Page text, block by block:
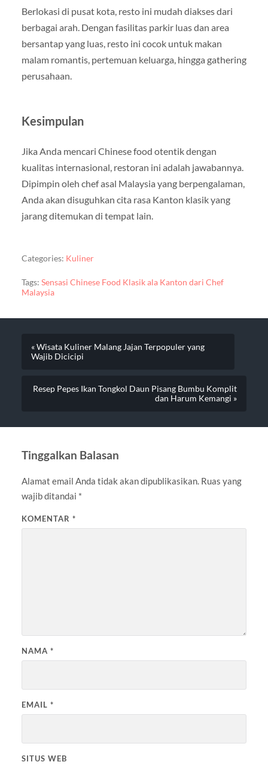
Berlokasi di pusat kota, resto ini mudah diakses dari
berbagai arah. Dengan fasilitas parkir luas dan area
bersantap yang luas, resto ini cocok untuk makan
malam romantis, pertemuan keluarga, hingga gathering
perusahaan.
Kesimpulan
Jika Anda mencari Chinese food otentik dengan
kualitas internasional, restoran ini adalah jawabannya.
Dipimpin oleh chef asal Malaysia yang berpengalaman,
Anda akan disuguhkan cita rasa Kanton klasik yang
jarang ditemukan di tempat lain.
Categories: Kuliner
Tags: Sensasi Chinese Food Klasik ala Kanton dari Chef
Malaysia
« Wisata Kuliner Malang Jajan Terpopuler yang
Wajib Dicicipi
Resep Pepes Ikan Tongkol Daun Pisang Bumbu Komplit
dan Harum Kemangi »
Tinggalkan Balasan
Alamat email Anda tidak akan dipublikasikan. Ruas yang
wajib ditandai *
KOMENTAR *
NAMA *
EMAIL *
SITUS WEB